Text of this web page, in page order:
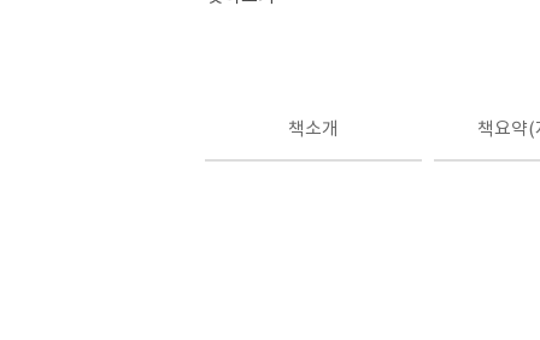
책소개 책요약(